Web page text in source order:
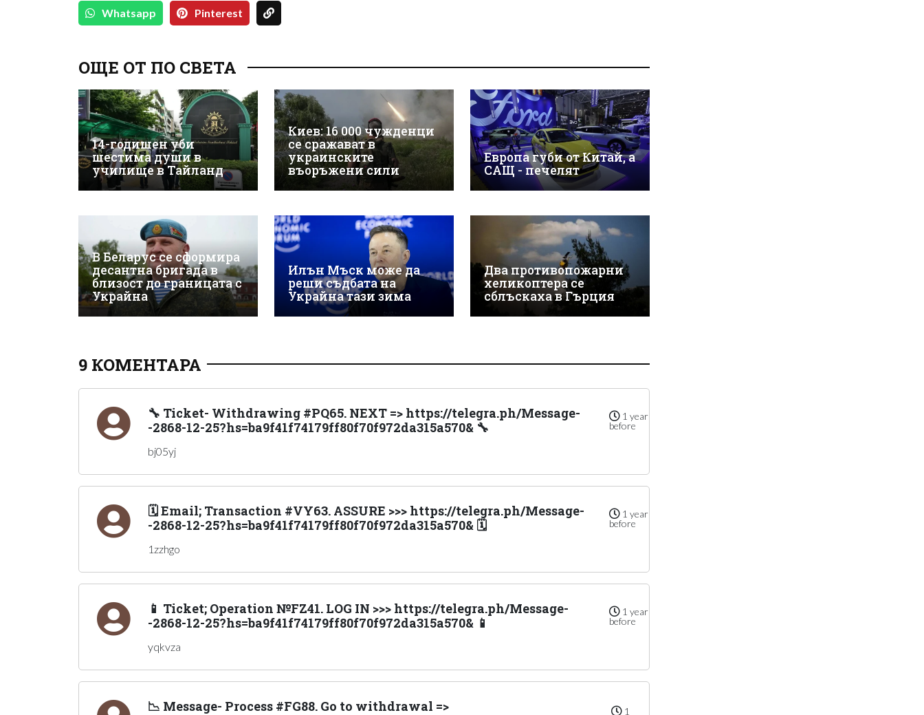
Whatsapp Pinterest
ОЩЕ ОТ ПО СВЕТА
14-годишен уби
шестима души в
училище в Тайланд
Киев: 16 000 чужденци
се сражават в
украинските
въоръжени сили
Европа губи от Китай, а
САЩ - печелят
В Беларус се сформира
десантна бригада в
близост до границата с
Украйна
Илън Мъск може да
реши съдбата на
Украйна тази зима
Два противопожарни
хеликоптера се
сблъскаха в Гърция
9 КОМЕНТАРА
🔧 Ticket- Withdrawing #PQ65. NEXT => https://telegra.ph/Message-
-2868-12-25?hs=ba9f41f74179ff80f70f972da315a570& 🔧
1 year
before
bj05yj
🗓 Email; Transaction #VY63. ASSURE >>> https://telegra.ph/Message-
-2868-12-25?hs=ba9f41f74179ff80f70f972da315a570& 🗓
1 year
before
1zzhgo
📱 Ticket; Operation №FZ41. LOG IN >>> https://telegra.ph/Message-
-2868-12-25?hs=ba9f41f74179ff80f70f972da315a570& 📱
1 year
before
yqkvza
📉 Message- Process #FG88. Go to withdrawal =>
1